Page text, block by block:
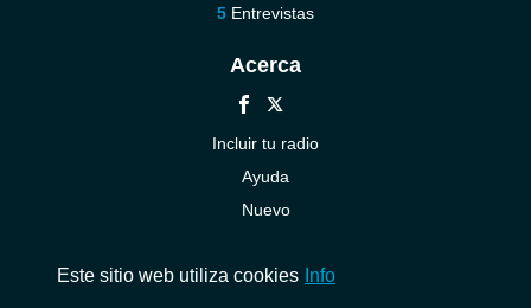
Entrevistas
Acerca
Incluir tu radio
Ayuda
Nuevo
Este sitio web utiliza cookies Info